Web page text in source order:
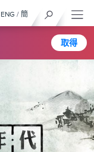
取得
ENG / 簡